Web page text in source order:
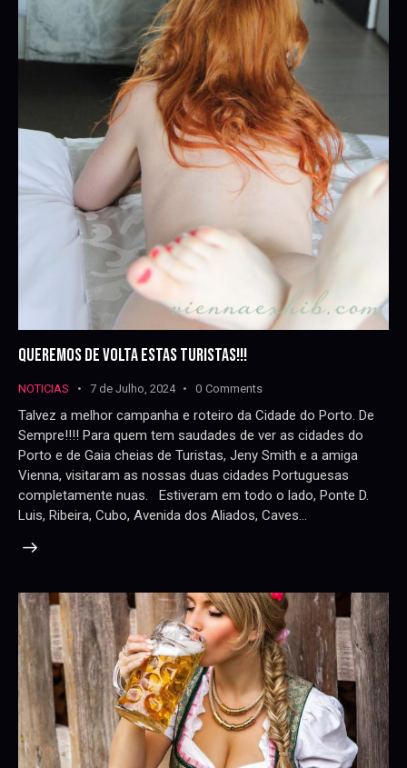
QUEREMOS DE VOLTA ESTAS TURISTAS!!!
NOTICIAS 7 de Julho, 2024 0 Comments
Talvez a melhor campanha e roteiro da Cidade do Porto. De
Sempre!!!! Para quem tem saudades de ver as cidades do
Porto e de Gaia cheias de Turistas, Jeny Smith e a amiga
Vienna, visitaram as nossas duas cidades Portuguesas
completamente nuas. Estiveram em todo o lado, Ponte D.
Luis, Ribeira, Cubo, Avenida dos Aliados, Caves…